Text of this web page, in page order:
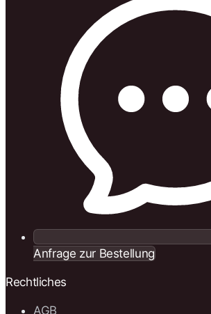
Anfrage zur Bestellung
Rechtliches
AGB